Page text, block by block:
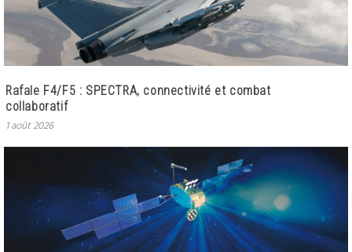
Rafale F4/F5 : SPECTRA, connectivité et combat
collaboratif
1 août 2026